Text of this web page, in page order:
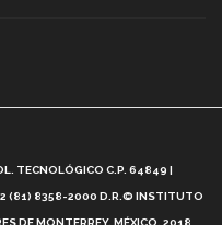
Tec? (video)
TECNOLÓGICO C.P. 64849 |
(81) 8358-2000 D.R.© INSTITUTO